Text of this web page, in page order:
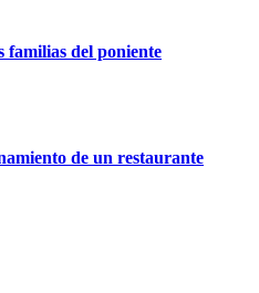
familias del poniente
de un restaurante